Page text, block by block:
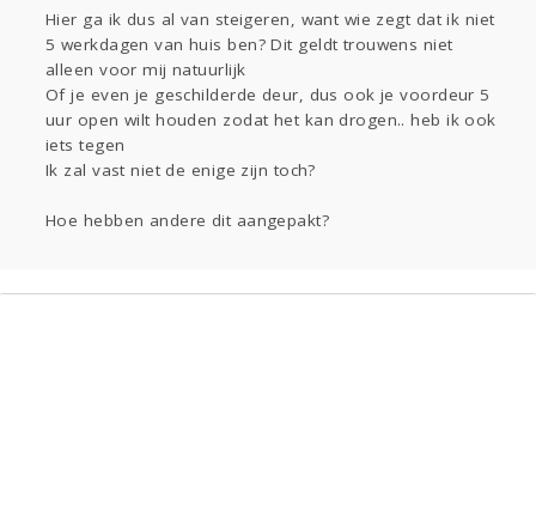
Hier ga ik dus al van steigeren, want wie zegt dat ik niet
5 werkdagen van huis ben? Dit geldt trouwens niet
alleen voor mij natuurlijk
Of je even je geschilderde deur, dus ook je voordeur 5
uur open wilt houden zodat het kan drogen.. heb ik ook
iets tegen
Ik zal vast niet de enige zijn toch?
Hoe hebben andere dit aangepakt?